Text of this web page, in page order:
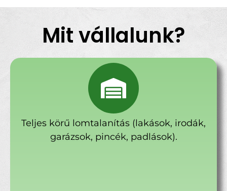
Mit vállalunk?
Teljes körű lomtalanítás (lakások, irodák,
garázsok, pincék, padlások).